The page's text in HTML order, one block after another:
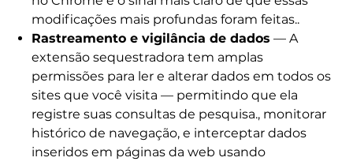
modificações mais profundas foram feitas..
Rastreamento e vigilância de dados — A
extensão sequestradora tem amplas
permissões para ler e alterar dados em todos os
sites que você visita — permitindo que ela
registre suas consultas de pesquisa., monitorar
histórico de navegação, e interceptar dados
inseridos em páginas da web usando